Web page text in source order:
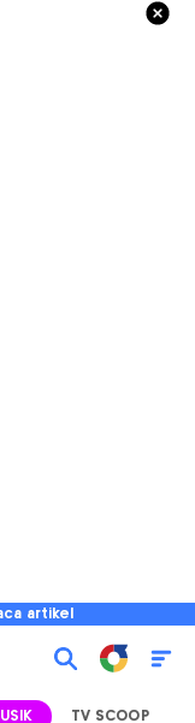
artikel
TV SCOOP